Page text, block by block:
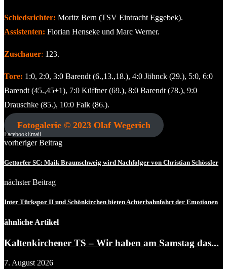
Schiedsrichter: Moritz Bern (TSV Eintracht Eggebek).
Assistenten: Florian Henseke und Marc Werner.
Zuschauer: 123.
Tore: 1:0, 2:0, 3:0 Barendt (6.,13.,18.), 4:0 Jöhnck (29.), 5:0, 6:0
Barendt (45.,45+1), 7:0 Küffner (69.), 8:0 Barendt (78.), 9:0
Drauschke (85.), 10:0 Falk (86.).
Fotogalerie © 2023 Olaf Wegerich
FacebookEmail
vorheriger Beitrag
Gettorfer SC: Maik Braunschweig wird Nachfolger von Christian Schössler
nächster Beitrag
Inter Türkspor II und Schönkirchen bieten Achterbahnfahrt der Emotionen
ähnliche Artikel
Kaltenkirchener TS – Wir haben am Samstag das...
7. August 2026